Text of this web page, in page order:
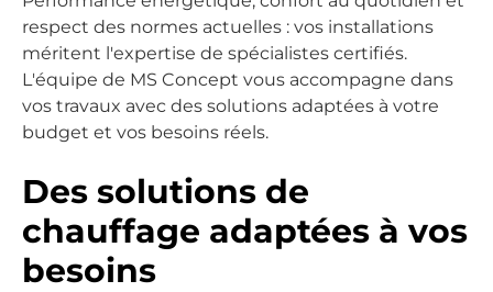
respect des normes actuelles : vos installations
méritent l'expertise de spécialistes certifiés.
L'équipe de MS Concept vous accompagne dans
vos travaux avec des solutions adaptées à votre
budget et vos besoins réels.
Des solutions de
chauffage adaptées à vos
besoins